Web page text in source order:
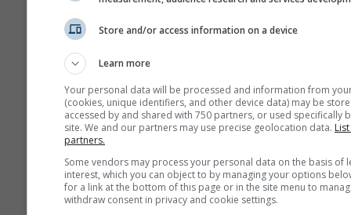
Store and/or access information on a device
Learn more
Your personal data will be processed and information from
(cookies, unique identifiers, and other device data) may be
accessed by and shared with 750 partners, or used specifically
site. We and our partners may use precise geolocation data.
partners.
Some vendors may process your personal data on the basis of
interest, which you can object to by managing your options
for a link at the bottom of this page or in the site menu to
withdraw consent in privacy and cookie settings.